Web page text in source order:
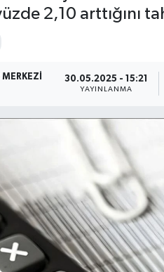
2,10 arttığını
MERKEZI 30.05.2025 - 15:21
YAYINLANMA